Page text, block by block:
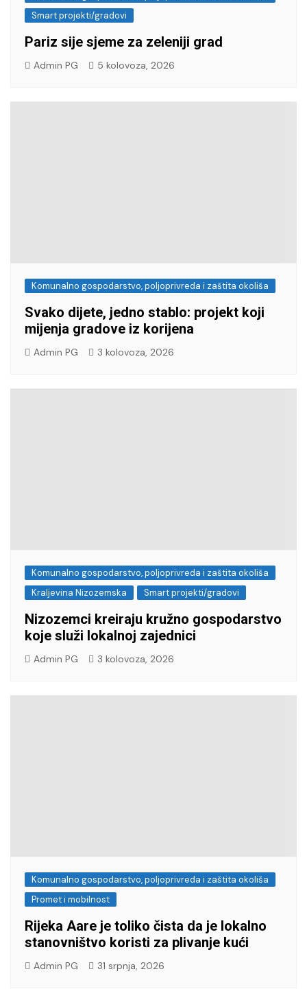
Smart projekti/gradovi
Pariz sije sjeme za zeleniji grad
Admin PG 5 kolovoza, 2026
Komunalno gospodarstvo, poljoprivreda i zaštita okoliša
Svako dijete, jedno stablo: projekt koji
mijenja gradove iz korijena
Admin PG 3 kolovoza, 2026
Komunalno gospodarstvo, poljoprivreda i zaštita okoliša
Kraljevina Nizozemska
Smart projekti/gradovi
Nizozemci kreiraju kružno gospodarstvo
koje služi lokalnoj zajednici
Admin PG 3 kolovoza, 2026
Komunalno gospodarstvo, poljoprivreda i zaštita okoliša
Promet i mobilnost
Rijeka Aare je toliko čista da je lokalno
stanovništvo koristi za plivanje kući
Admin PG 31 srpnja, 2026